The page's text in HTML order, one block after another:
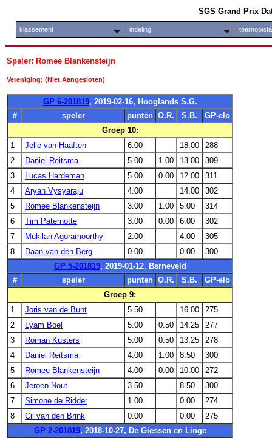
SGS Grand Prix
klassement indeling
Speler: Romee Blankensteijn
Vereniging: (Niet Aangesloten)
GP 6-201819, 2019-02-16, Hooglands S.G.
#
speler punten O.R. S.B.
GP-elo
Groep 10:
1
Jelle van Haaften 6.00 18.00
288
2
Daniel Reitsma 5.00 1.00 13.00
309
3
Lucas Hardeman 5.00 0.00 12.00
311
4
Aryan Vysyaraju 4.00 14.00
302
5
Romee Blankensteijn 3.00 1.00 5.00
314
6
Tim Paternotte 3.00 0.00 6.00
302
7
Mukilan Agoramoorthy 2.00 4.00
305
8
Daan van den Berg 0.00 0.00
300
GP 5-201819, 2019-01-12, Barneveld
#
speler punten O.R. S.B.
GP-elo
Groep 9:
1
Joris van de Bunt 5.50 16.00
275
2
Lyam Boel 5.00 0.50 14.25
277
3
Roman Kusters 5.00 0.50 13.25
278
4
Daniel Reitsma 4.00 1.00 8.50
300
5
Romee Blankensteijn 4.00 0.00 10.00
272
6
Jeroen Nout 3.50 8.50
300
7
Simone de Ridder 1.00 0.00
274
8
Cil van den Brink 0.00 0.00
275
GP 2-201819, 2018-10-27, De Giessen en Linge